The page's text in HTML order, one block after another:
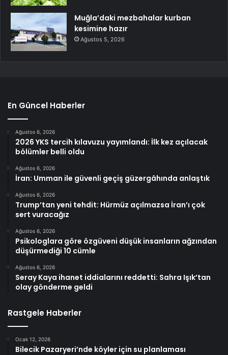
Muğla’daki mezbahalar kurban
kesimine hazır
Ağustos 5, 2026
En Güncel Haberler
Ağustos 6, 2026
2026 YKS tercih kılavuzu yayımlandı: İlk kez açılacak
bölümler belli oldu
Ağustos 6, 2026
İran: Umman ile güvenli geçiş güzergâhında anlaştık
Ağustos 6, 2026
Trump’tan yeni tehdit: Hürmüz açılmazsa İran’ı çok
sert vuracağız
Ağustos 6, 2026
Psikologlara göre özgüveni düşük insanların ağzından
düşürmediği 10 cümle
Ağustos 6, 2026
Seray Kaya ihanet iddialarını reddetti: Sahra Işık’tan
olay gönderme geldi
Rastgele Haberler
Ocak 12, 2026
Bilecik Pazaryeri’nde köyler için su planlaması